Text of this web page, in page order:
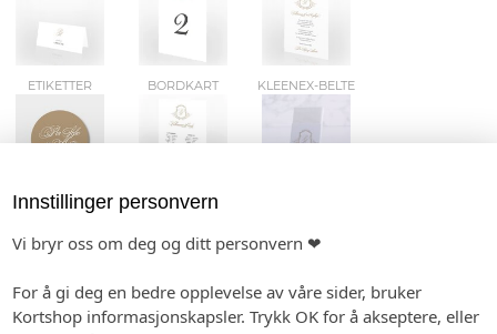
ETIKETTER BORDKART KLEENEX-BELTE
KONFETTIKORT VELK.PLAKATER
GJESTEBOK LINER VIELSEPROGRAM
Innstillinger personvern
Vi bryr oss om deg og ditt personvern ❤
For å gi deg en bedre opplevelse av våre sider, bruker
Kortshop informasjonskapsler. Trykk OK for å akseptere, eller